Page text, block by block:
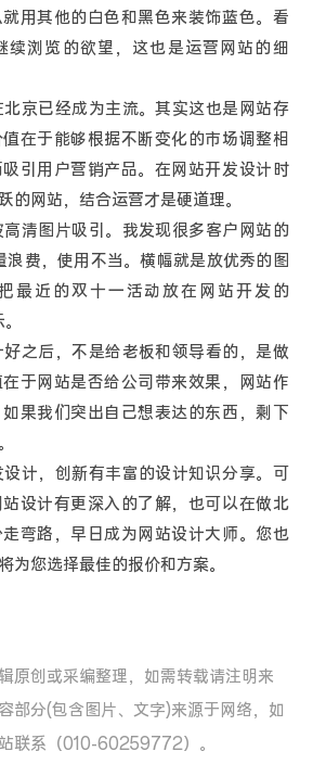
用其他的白色和黑色来装饰蓝色。看
续浏览的欲望，这也是运营网站的细
已经成为主流。其实这也是网站存
在于能够根据不断变化的市场调整相
引用户营销产品。在网站开发设计时
的网站，结合运营才是硬道理。
图片吸引。我发现很多客户网站的
费，使用不当。横幅就是放优秀的图
最近的双十一活动放在网站开发的
后，不是给老板和领导看的，是做
于网站是否给公司带来效果，网站作
果我们突出自己想表达的东西，剩下
，创新有丰富的设计知识分享。可
设计有更深入的了解，也可以在做北
弯路，早日成为网站设计大师。您也
为您选择最佳的报价和方案。
原创或采编整理，如需转载请注明来
部分(包含图片、文字)来源于网络，如
联系（010-60259772）。